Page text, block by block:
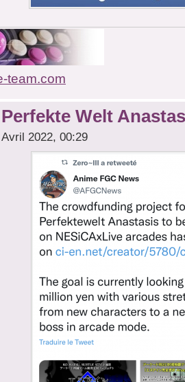
team.com
Welt
2022, 00:29